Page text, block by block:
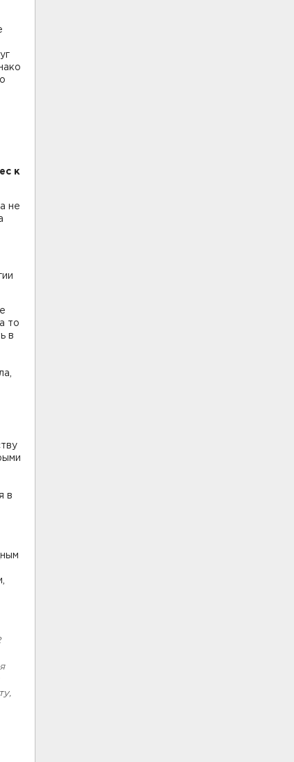
к
не
то
в
в